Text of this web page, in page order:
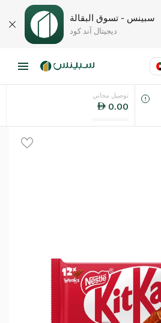
سبينس - تسوق البقالة
ديجيتال آند كود
اللغةتوصيل مجاني
0.00